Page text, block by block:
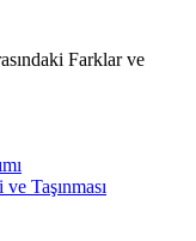
Farklar ve
Taşınması